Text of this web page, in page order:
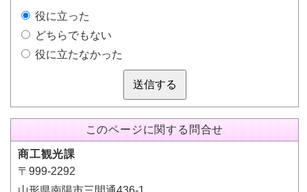
役に立った
どちらでもない
役に立たなかった
送信する
このページに関する問合せ
商工観光課
〒999-2292